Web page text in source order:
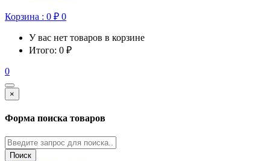
Корзина : 0 ₽ 0
У вас нет товаров в корзине
Итого: 0 ₽
0
×
Форма поиска товаров
Поиск